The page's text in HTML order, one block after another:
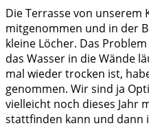
Die Terrasse von unserem
mitgenommen und in der
kleine Löcher. Das
das Wasser in die Wände
mal wieder trocken ist,
genommen. Wir sind ja
vielleicht noch dieses Jahr
stattfinden kann und dann